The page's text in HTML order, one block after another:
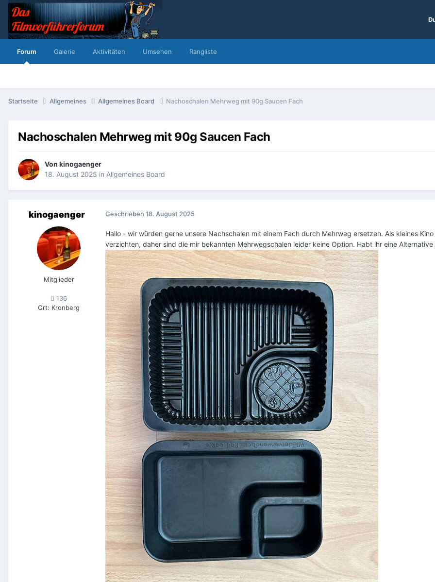
Forum Galerie Aktivitäten Umsehen Rangliste
Startseite Allgemeines Allgemeines Board Nachoschalen Mehrweg mit 90g Saucen Fach
Nachoschalen Mehrweg mit 90g Saucen Fach
Von kinogaenger
18. August 2025 in Allgemeines Board
kinogaenger
Mitglieder
136
Ort: Kronberg
Geschrieben 18. August 2025
Hallo - wir würden gerne unsere Nachschalen mit einem Fach durch Mehrweg ersetzen. Als kleines
verzichten, daher sind die mir bekannten Mehrwegschalen leider keine Option. Habt ihr eine